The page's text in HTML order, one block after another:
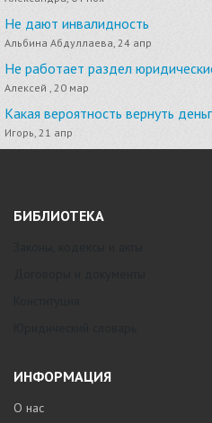
Не дают инвалидность
Альбина Абдуллаева, 24 апр
Не работает раздел
Алексей , 20 мар
Какая вероятность вернуть
Игорь, 21 апр
БИБЛИОТЕКА
ИНФОРМАЦИЯ
О нас